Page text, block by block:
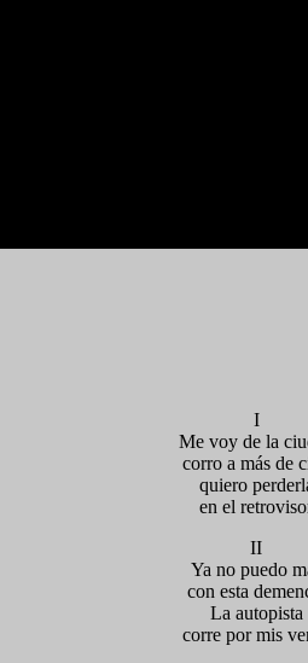
I
Me voy de la
corro a más de
quiero
en el
II
Ya no puedo
con esta
La autopista
corre por mis